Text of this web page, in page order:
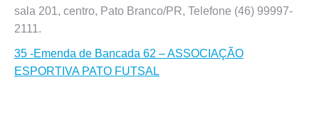
sala 201, centro, Pato Branco/PR, Telefone (46) 99997-
2111.
35 -Emenda de Bancada 62 – ASSOCIAÇÃO
ESPORTIVA PATO FUTSAL